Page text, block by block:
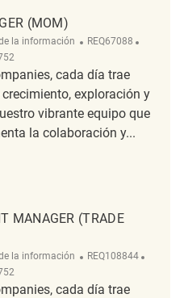
(MOM)
la información ReqId
REQ67088
cada día trae
exploración y
vibrante equipo que
la colaboración y...
REQ67088
Manager (MOM)
MANAGER (TRADE
la información ReqId
REQ108844
cada día trae